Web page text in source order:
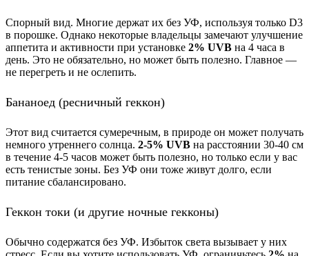
Спорный вид. Многие держат их без УФ, используя только D3
в порошке. Однако некоторые владельцы замечают улучшение
аппетита и активности при установке 2% UVB на 4 часа в
день. Это не обязательно, но может быть полезно. Главное —
не перегреть и не ослепить.
Бананоед (ресничный геккон)
Этот вид считается сумеречным, в природе он может получать
немного утреннего солнца. 2-5% UVB на расстоянии 30-40 см
в течение 4-5 часов может быть полезно, но только если у вас
есть тенистые зоны. Без УФ они тоже живут долго, если
питание сбалансировано.
Геккон токи (и другие ночные гекконы)
Обычно содержатся без УФ. Избыток света вызывает у них